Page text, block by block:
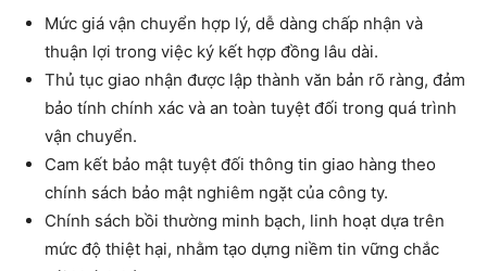
Mức giá vận chuyển hợp lý, dễ dàng chấp nhận và
thuận lợi trong việc ký kết hợp đồng lâu dài.
Thủ tục giao nhận được lập thành văn bản rõ ràng, đảm
bảo tính chính xác và an toàn tuyệt đối trong quá trình
vận chuyển.
Cam kết bảo mật tuyệt đối thông tin giao hàng theo
chính sách bảo mật nghiêm ngặt của công ty.
Chính sách bồi thường minh bạch, linh hoạt dựa trên
mức độ thiệt hại, nhằm tạo dựng niềm tin vững chắc